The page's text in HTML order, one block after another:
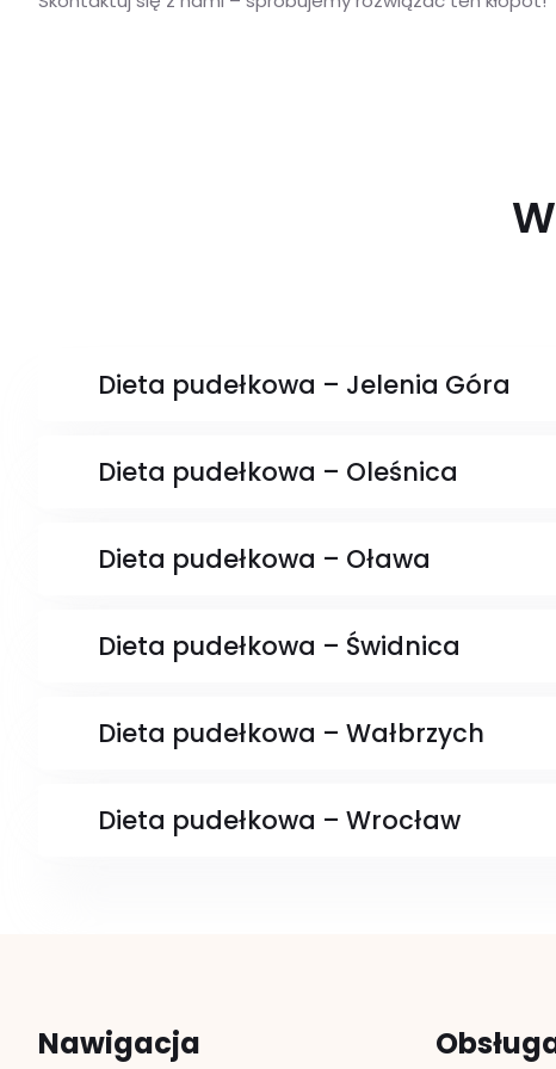
Dieta pudełkowa – Jelenia Góra
Dieta pudełkowa – Oleśnica
Dieta pudełkowa – Oława
Dieta pudełkowa – Świdnica
Dieta pudełkowa – Wałbrzych
Dieta pudełkowa – Wrocław
Nawigacja